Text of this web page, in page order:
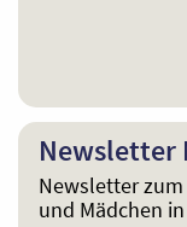
Newsletter
Newsletter
und Mädchen